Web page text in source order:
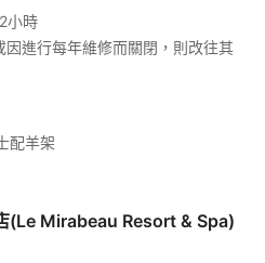
小時
因進行每年維修而關閉，則改往其
配羊架
(Le Mirabeau Resort & Spa)